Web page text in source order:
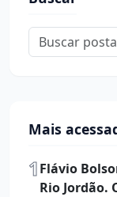
Mais
1Flávio
Rio Jordão.